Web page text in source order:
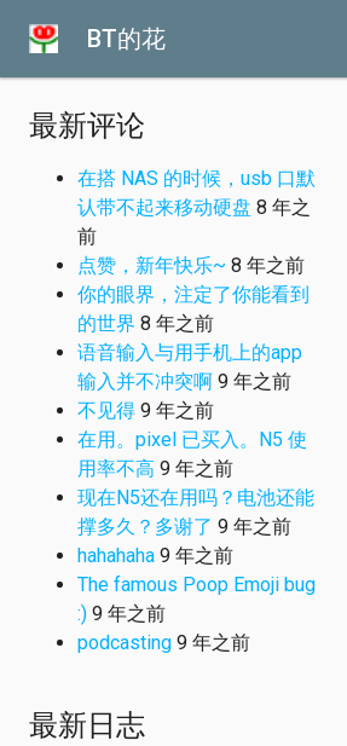
BT的花
最新评论
在搭 NAS 的时候，usb 口默
认带不起来移动硬盘 8 年之
前
点赞，新年快乐~ 8 年之前
你的眼界，注定了你能看到
的世界 8 年之前
语音输入与用手机上的app
输入并不冲突啊 9 年之前
不见得 9 年之前
在用。pixel 已买入。N5 使
用率不高 9 年之前
现在N5还在用吗？电池还能
撑多久？多谢了 9 年之前
hahahaha 9 年之前
The famous Poop Emoji bug
:) 9 年之前
podcasting 9 年之前
最新日志